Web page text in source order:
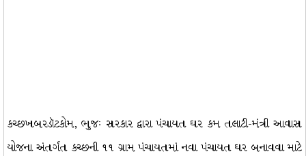
કચ્છખબરડૉટકોમ, ભુજઃ સરકાર દ્વારા પંચાયત ઘર કમ તલાટી-મંત્રી આવાસ
યોજના અંતર્ગત કચ્છની ૧૧ ગ્રામ પંચાયતમાં નવા પંચાયત ઘર બનાવવા માટે